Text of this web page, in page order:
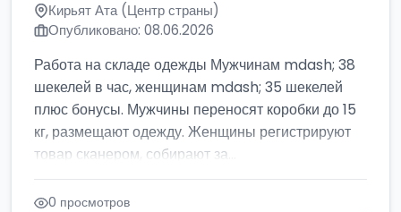
Кирьят Ата (Центр страны)
Опубликовано: 08.06.2026
Работа на складе одежды Мужчинам mdash; 38
шекелей в час, женщинам mdash; 35 шекелей
плюс бонусы. Мужчины переносят коробки до 15
кг, размещают одежду. Женщины регистрируют
товар сканером, собирают за...
0 просмотров